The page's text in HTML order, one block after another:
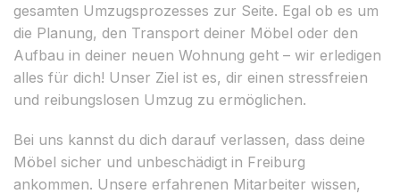
gesamten Umzugsprozesses zur Seite. Egal ob es um
die Planung, den Transport deiner Möbel oder den
Aufbau in deiner neuen Wohnung geht – wir erledigen
alles für dich! Unser Ziel ist es, dir einen stressfreien
und reibungslosen Umzug zu ermöglichen.
Bei uns kannst du dich darauf verlassen, dass deine
Möbel sicher und unbeschädigt in Freiburg
ankommen. Unsere erfahrenen Mitarbeiter wissen,